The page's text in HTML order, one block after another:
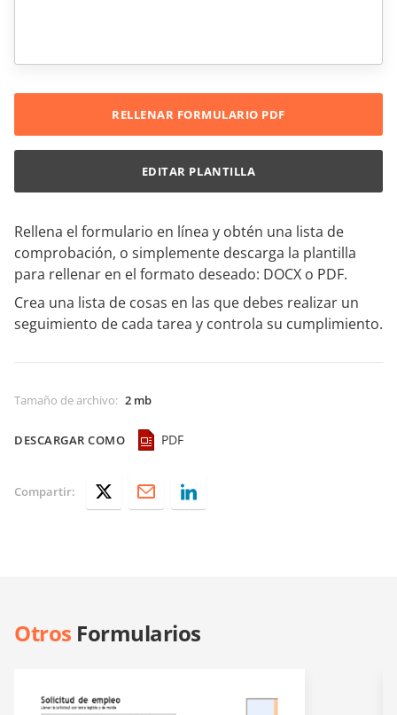
Rellena el formulario en línea y obtén una lista de
comprobación, o simplemente descarga la plantilla
para rellenar en el formato deseado: DOCX o PDF.
Crea una lista de cosas en las que debes realizar un
seguimiento de cada tarea y controla su cumplimiento.
Tamaño de archivo: 2 mb
DESCARGAR COMO PDF
RELLENAR FORMULARIO PDF
EDITAR PLANTILLA
Compartir:
Otros Formularios